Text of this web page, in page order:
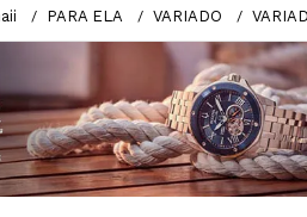
PARA ELA VARIADO